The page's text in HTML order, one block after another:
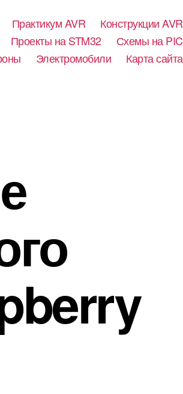
Практикум AVR
Конструкции AVR
Проекты на STM32
Схемы на PIC
Электромобили Карта сайта